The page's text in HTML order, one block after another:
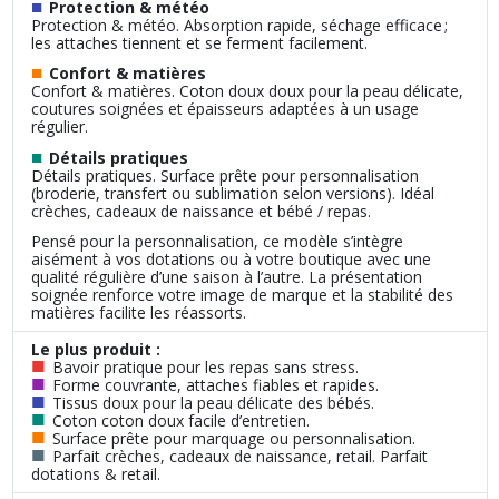
■ Protection & météo
Protection & météo. Absorption rapide, séchage efficace ;
les attaches tiennent et se ferment facilement.
■ Confort & matières
Confort & matières. Coton doux doux pour la peau délicate,
coutures soignées et épaisseurs adaptées à un usage
régulier.
■ Détails pratiques
Détails pratiques. Surface prête pour personnalisation
(broderie, transfert ou sublimation selon versions). Idéal
crèches, cadeaux de naissance et bébé / repas.
Pensé pour la personnalisation, ce modèle s’intègre
aisément à vos dotations ou à votre boutique avec une
qualité régulière d’une saison à l’autre. La présentation
soignée renforce votre image de marque et la stabilité des
matières facilite les réassorts.
Le plus produit :
■ Bavoir pratique pour les repas sans stress.
■ Forme couvrante, attaches fiables et rapides.
■ Tissus doux pour la peau délicate des bébés.
■ Coton coton doux facile d’entretien.
■ Surface prête pour marquage ou personnalisation.
■ Parfait crèches, cadeaux de naissance, retail. Parfait
dotations & retail.